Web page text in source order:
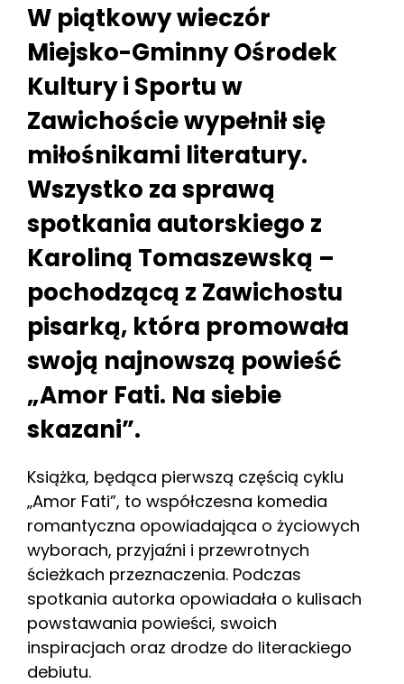
W piątkowy wieczór
Miejsko-Gminny Ośrodek
Kultury i Sportu w
Zawichoście wypełnił się
miłośnikami literatury.
Wszystko za sprawą
spotkania autorskiego z
Karoliną Tomaszewską –
pochodzącą z Zawichostu
pisarką, która promowała
swoją najnowszą powieść
„Amor Fati. Na siebie
skazani”.
Książka, będąca pierwszą częścią cyklu
„Amor Fati”, to współczesna komedia
romantyczna opowiadająca o życiowych
wyborach, przyjaźni i przewrotnych
ścieżkach przeznaczenia. Podczas
spotkania autorka opowiadała o kulisach
powstawania powieści, swoich
inspiracjach oraz drodze do literackiego
debiutu.